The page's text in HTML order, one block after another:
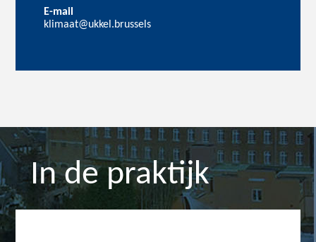
E-mail
klimaat@ukkel.brussels
In de praktijk